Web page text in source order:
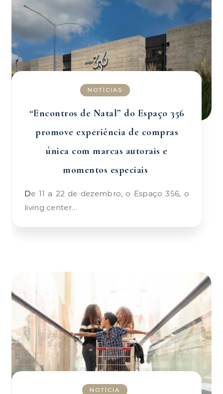
NOTÍCIAS
“Encontros de Natal” do Espaço 356
promove experiência de compras
única com marcas autorais e
momentos especiais
De 11 a 22 de dezembro, o Espaço 356, o
living center…
NOTÍCIA